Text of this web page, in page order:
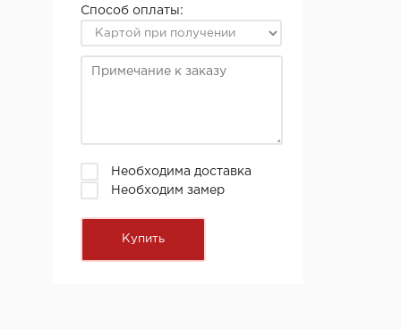
Способ оплаты:
Необходима доставка
Необходим замер